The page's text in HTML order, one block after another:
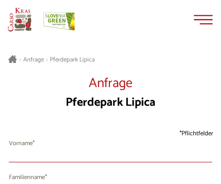
>Anfrage> Pferdepark Lipica
Anfrage
Pferdepark Lipica
Pflichtfelder
Vorname
Familienname